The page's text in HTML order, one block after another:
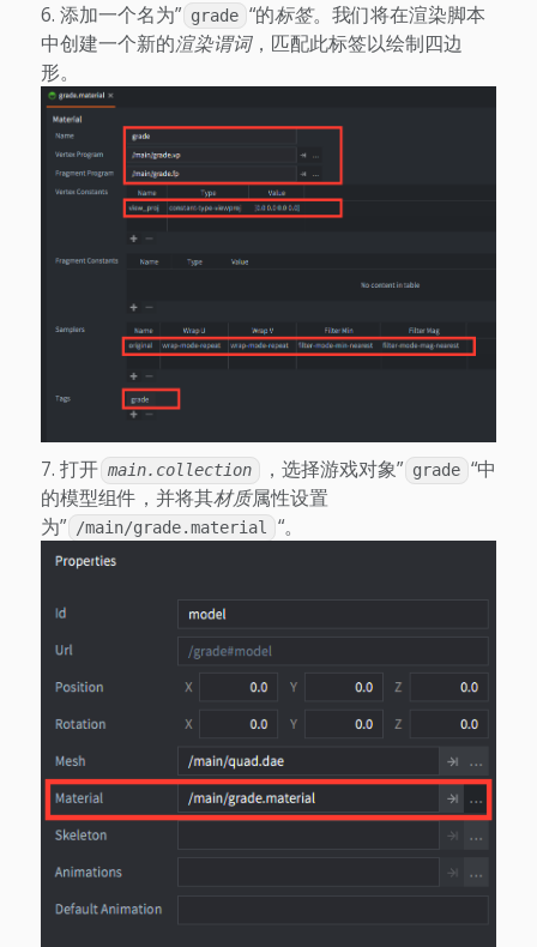
添加一个名为” grade “的标签。我们将在渲染脚本
中创建一个新的渲染谓词，匹配此标签以绘制四边
形。
打开 main.collection ，选择游戏对象” grade “中
的模型组件，并将其材质属性设置
为” /main/grade.material “。